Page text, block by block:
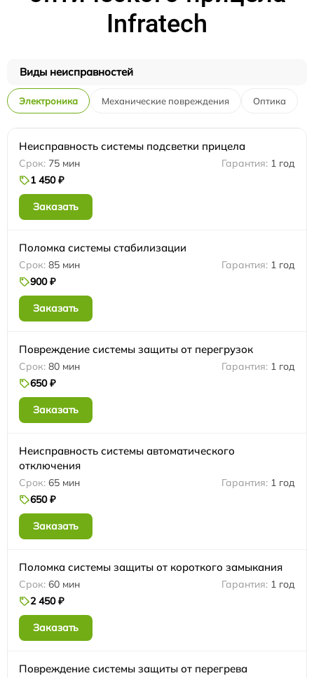
Infratech
Виды неисправностей
Электроника Механические повреждения Оптика
Неисправность системы подсветки прицела
75 мин
1 год
1 450 ₽
Заказать
Поломка системы стабилизации
85 мин
1 год
900 ₽
Заказать
Повреждение системы защиты от перегрузок
80 мин
1 год
650 ₽
Заказать
Неисправность системы автоматического
отключения
65 мин
1 год
650 ₽
Заказать
Поломка системы защиты от короткого замыкания
60 мин
1 год
2 450 ₽
Заказать
Повреждение системы защиты от перегрева